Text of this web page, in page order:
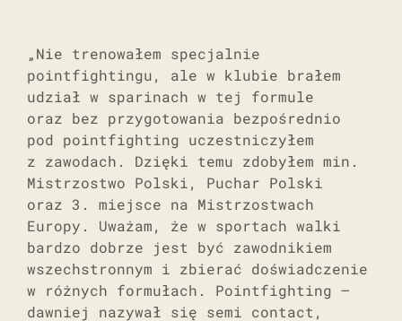
„Nie trenowałem specjalnie
pointfightingu, ale w klubie brałem
udział w sparinach w tej formule
oraz bez przygotowania bezpośrednio
pod pointfighting uczestniczyłem
z zawodach. Dzięki temu zdobyłem min.
Mistrzostwo Polski, Puchar Polski
oraz 3. miejsce na Mistrzostwach
Europy. Uważam, że w sportach walki
bardzo dobrze jest być zawodnikiem
wszechstronnym i zbierać doświadczenie
w różnych formułach. Pointfighting –
dawniej nazywał się semi contact,